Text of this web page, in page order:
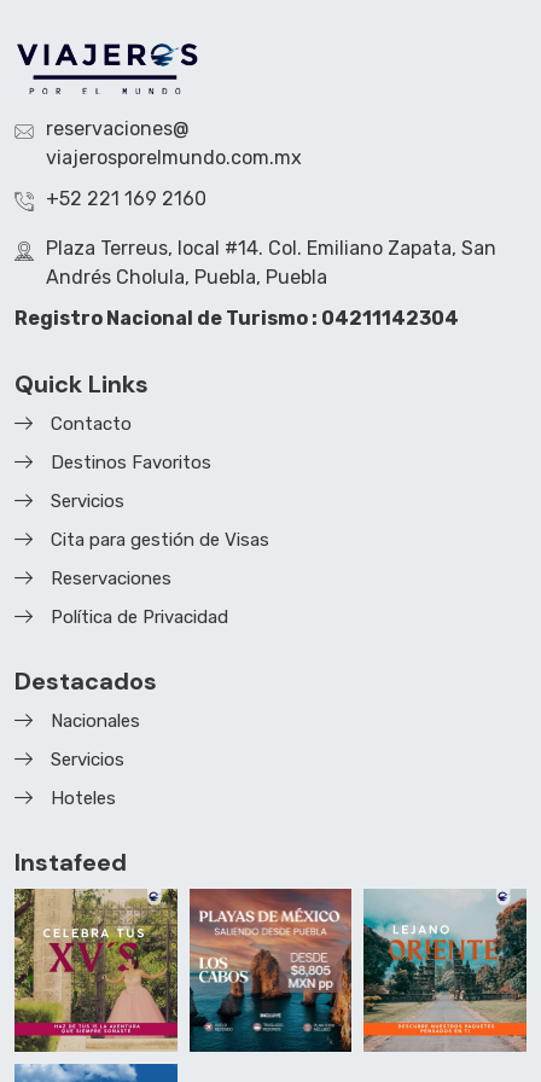
reservaciones@
viajerosporelmundo.com.mx
+52 221 169 2160
Plaza Terreus, local #14. Col. Emiliano Zapata, San
Andrés Cholula, Puebla, Puebla
Registro Nacional de Turismo : 04211142304
Quick Links
Contacto
Destinos Favoritos
Servicios
Cita para gestión de Visas
Reservaciones
Política de Privacidad
Destacados
Nacionales
Servicios
Hoteles
Instafeed